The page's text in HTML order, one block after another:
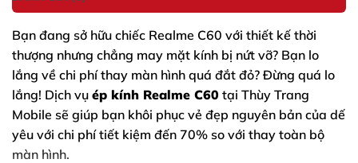
Bạn đang sở hữu chiếc Realme C60 với thiết kế thời
thượng nhưng chẳng may mặt kính bị nứt vỡ? Bạn lo
lắng về chi phí thay màn hình quá đắt đỏ? Đừng quá lo
lắng! Dịch vụ ép kính Realme C60 tại Thùy Trang
Mobile sẽ giúp bạn khôi phục vẻ đẹp nguyên bản của dế
yêu với chi phí tiết kiệm đến 70% so với thay toàn bộ
màn hình.